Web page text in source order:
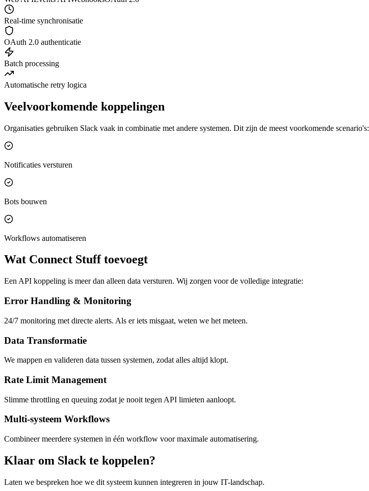
Real-time synchronisatie
OAuth 2.0 authenticatie
Batch processing
Automatische retry logica
Veelvoorkomende koppelingen
Organisaties gebruiken Slack vaak in combinatie met andere systemen. Dit zijn de meest voorkomende scenario's:
Notificaties versturen
Bots bouwen
Workflows automatiseren
Wat Connect Stuff toevoegt
Een API koppeling is meer dan alleen data versturen. Wij zorgen voor de volledige integratie:
Error Handling & Monitoring
24/7 monitoring met directe alerts. Als er iets misgaat, weten we het meteen.
Data Transformatie
We mappen en valideren data tussen systemen, zodat alles altijd klopt.
Rate Limit Management
Slimme throttling en queuing zodat je nooit tegen API limieten aanloopt.
Multi-systeem Workflows
Combineer meerdere systemen in één workflow voor maximale automatisering.
Klaar om Slack te koppelen?
Laten we bespreken hoe we dit systeem kunnen integreren in jouw IT-landschap.